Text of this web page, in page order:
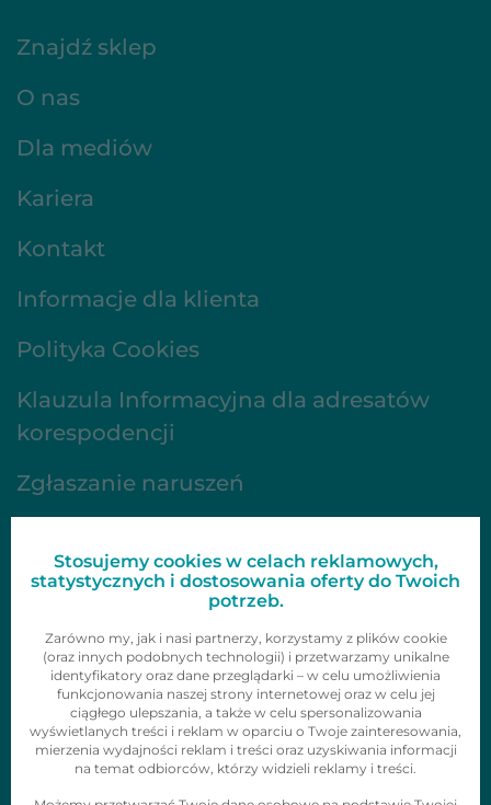
Stosujemy cookies w celach reklamowych,
statystycznych i dostosowania oferty do Twoich
potrzeb.
Zarówno my, jak i nasi partnerzy, korzystamy z plików cookie
(oraz innych podobnych technologii) i przetwarzamy unikalne
identyfikatory oraz dane przeglądarki – w celu umożliwienia
funkcjonowania naszej strony internetowej oraz w celu jej
ciągłego ulepszania, a także w celu spersonalizowania
wyświetlanych treści i reklam w oparciu o Twoje zainteresowania,
mierzenia wydajności reklam i treści oraz uzyskiwania informacji
na temat odbiorców, którzy widzieli reklamy i treści.
Znajdź sklep
O nas
Dla mediów
Kariera
Kontakt
Informacje dla klienta
Polityka Cookies
Klauzula Informacyjna dla adresatów
korespodencji
Zgłaszanie naruszeń
Oferta
Gazetki
Zainspiruj się
Skontaktuj się z nami
Obserwuj nas